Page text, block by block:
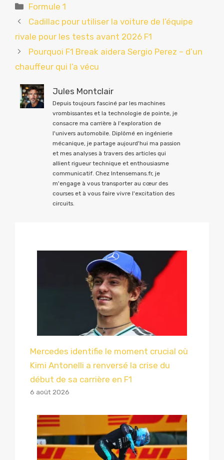
Catégories
Formule 1
Cadillac pour utiliser la voiture de l’équipe
rivale pour les tests avant 2026 F1
Pourquoi F1 Break aidera Sergio Perez – d’un
chauffeur qui l’a vécu
Jules Montclair
Depuis toujours fasciné par les machines
vrombissantes et la technologie de pointe, je
consacre ma carrière à l'exploration de
l'univers automobile. Diplômé en ingénierie
mécanique, je partage aujourd'hui ma passion
et mes analyses à travers des articles qui
allient rigueur technique et enthousiasme
communicatif. Chez Intensemans.fr, je
m'engage à vous transporter au cœur des
courses et à vous faire vivre l'excitation des
circuits.
Mercedes identifie le moment crucial où
Kimi Antonelli a renversé la crise du
début de sa carrière en F1
6 août 2026